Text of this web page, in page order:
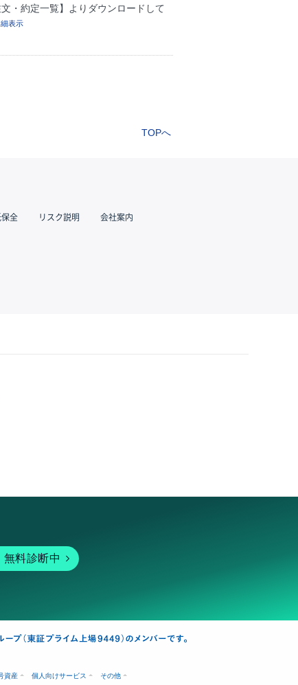
・約定一覧】よりダウンロードして
表示
TOPへ
全 リスク説明 会社案内
無料診断中
資産 個人向けサービス その他